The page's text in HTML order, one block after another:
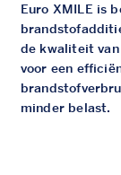
Euro XMILE is
de kwaliteit
voor een
minder belast.